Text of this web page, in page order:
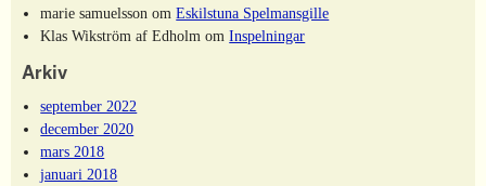
marie samuelsson omEskilstuna Spelmansgille
Klas Wikström af Edholm omInspelningar
Arkiv
september 2022
december 2020
mars 2018
januari 2018